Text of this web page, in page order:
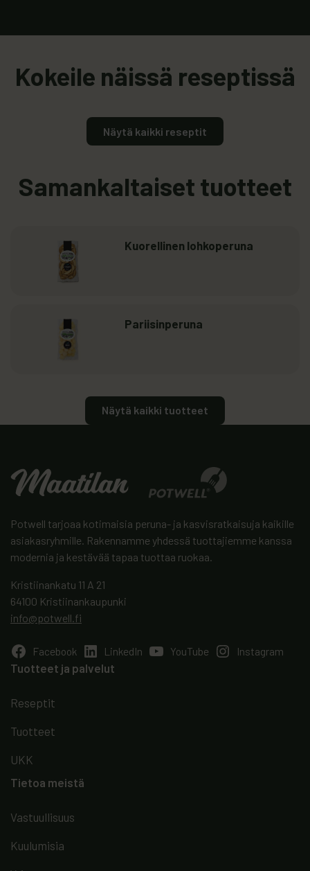
Kokeile näissä reseptissä
Näytä kaikki reseptit
Samankaltaiset tuotteet
Kuorellinen lohkoperuna
: Kuorellinen lohkoperuna
Pariisinperuna
: Pariisinperuna
Näytä kaikki tuotteet
Potwell tarjoaa kotimaisia peruna- ja kasvisratkaisuja kaikille
asiakasryhmille. Rakennamme yhdessä tuottajiemme kanssa
modernia ja kestävää tapaa tuottaa ruokaa.
Kristiinankatu 11 A 21
64100 Kristiinankaupunki
info@potwell.fi
Facebook LinkedIn YouTube Instagram
Tuotteet ja palvelut
Reseptit
Tuotteet
UKK
Tietoa meistä
Vastuullisuus
Kuulumisia